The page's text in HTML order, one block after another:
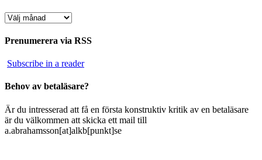
Arkiv
Prenumerera via RSS
Subscribe in a reader
Behov av betaläsare?
Är du intresserad att få en första konstruktiv kritik av en betaläsare
är du välkommen att skicka ett mail till
a.abrahamsson[at]alkb[punkt]se